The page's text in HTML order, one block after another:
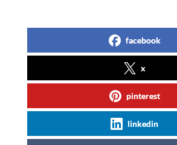
facebook
x
pinterest
linkedin